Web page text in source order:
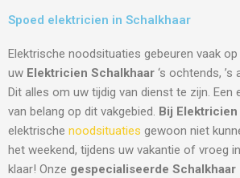
Spoed elektricien in Schalkhaar
Elektrische noodsituaties gebeuren vaak
uw Elektricien Schalkhaar ‘s ochtends,
Dit alles om uw tijdig van dienst te zijn.
van belang op dit vakgebied. Bij
elektrische noodsituaties gewoon niet
het weekend, tijdens uw vakantie of vroeg
klaar! Onze gespecialiseerde Schalkhaar